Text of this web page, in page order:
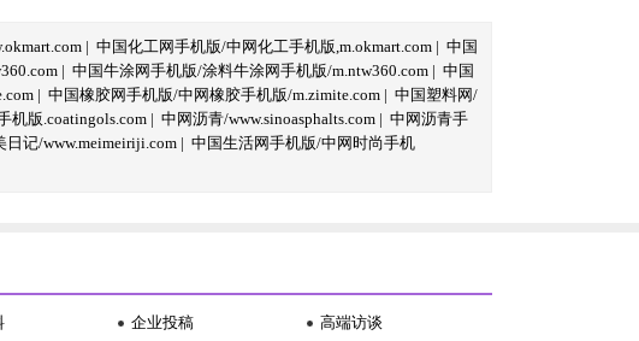
| 中国化工网手机版/中网化工手机版,m.okmart.com | 中国
| 中国牛涂网手机版/涂料牛涂网手机版/m.ntw360.com | 中国
| 中国橡胶网手机版/中网橡胶手机版/m.zimite.com | 中国塑料网/
机版.coatingols.com | 中网沥青/www.sinoasphalts.com | 中网沥青手
日记/www.meimeiriji.com | 中国生活网手机版/中网时尚手机
企业投稿 高端访谈